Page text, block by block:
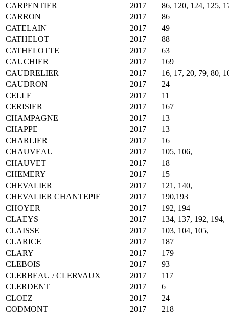
CARPENTIER
2017
86, 120, 124, 125,
CARRON
2017
86
CATELAIN
2017
49
CATHELOT
2017
88
CATHELOTTE
2017
63
CAUCHIER
2017
169
CAUDRELIER
2017
16, 17, 20, 79, 80,
CAUDRON
2017
24
CELLE
2017
11
CERISIER
2017
167
CHAMPAGNE
2017
13
CHAPPE
2017
13
CHARLIER
2017
16
CHAUVEAU
2017
105, 106,
CHAUVET
2017
18
CHEMERY
2017
15
CHEVALIER
2017
121, 140,
CHEVALIER CHANTEPIE
2017
190,193
CHOYER
2017
192, 194
CLAEYS
2017
134, 137, 192, 194,
CLAISSE
2017
103, 104, 105,
CLARICE
2017
187
CLARY
2017
179
CLEBOIS
2017
93
CLERBEAU / CLERVAUX
2017
117
CLERDENT
2017
6
CLOEZ
2017
24
CODMONT
2017
218